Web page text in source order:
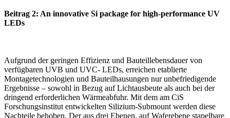
Beitrag 2: An innovative Si package for high-performance UV
LEDs
Aufgrund der geringen Effizienz und Bauteillebensdauer von
verfügbaren UVB und UVC- LEDs, erreichen etablierte
Montagetechnologien und Bauteilhausungen nur unbefriedigende
Ergebnisse – sowohl in Bezug auf Lichtausbeute als auch bei der
dringend erforderlichen Wärmeabfuhr. Mit dem am CiS
Forschungsinstitut entwickelten Silizium-Submount werden diese
Nachteile behoben. Der aus drei Ebenen, auf Waferebene stapelbare